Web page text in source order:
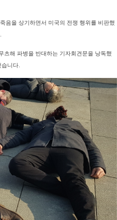
음을 상기하면서 미국의 전쟁 행위를 비판했
츠해 파병을 반대하는 기자회견문을 낭독했
니다.